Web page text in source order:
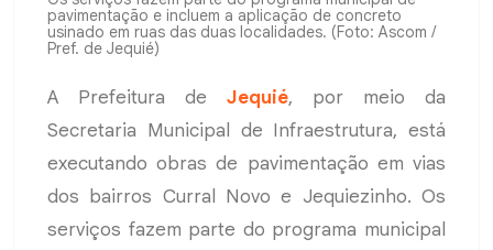
pavimentação e incluem a aplicação de concreto
usinado em ruas das duas localidades. (Foto: Ascom /
Pref. de Jequié)
A Prefeitura de Jequié, por meio da
Secretaria Municipal de Infraestrutura, está
executando obras de pavimentação em vias
dos bairros Curral Novo e Jequiezinho. Os
serviços fazem parte do programa municipal